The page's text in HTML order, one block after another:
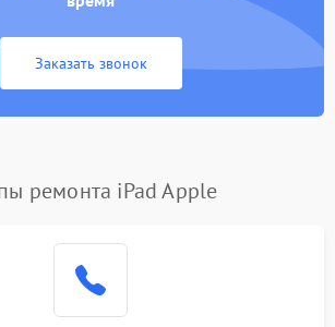
Заказать звонок
ремонта iPad Apple